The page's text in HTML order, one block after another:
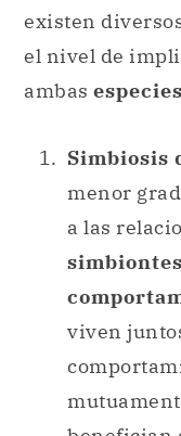
existen
el nivel de
ambas especies
Simbiosis
menor
a las
simbiontes
viven